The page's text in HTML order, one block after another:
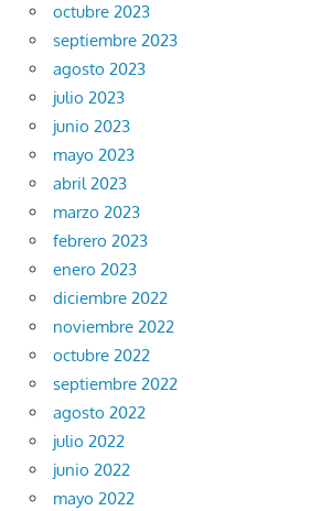
octubre 2023
septiembre 2023
agosto 2023
julio 2023
junio 2023
mayo 2023
abril 2023
marzo 2023
febrero 2023
enero 2023
diciembre 2022
noviembre 2022
octubre 2022
septiembre 2022
agosto 2022
julio 2022
junio 2022
mayo 2022